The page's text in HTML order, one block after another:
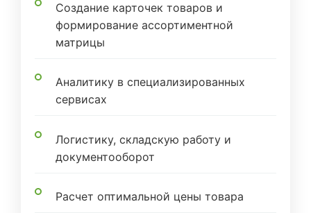
Создание карточек товаров и
формирование ассортиментной
матрицы
Аналитику в специализированных
сервисах
Логистику, складскую работу и
документооборот
Расчет оптимальной цены товара